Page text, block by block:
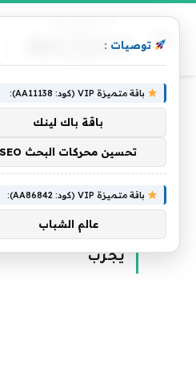
الرئيسية»يجرب
يجرب
توصيات :
باقة متميزة VIP (كود: AA11138):
باقة باك لينك
تحسين محركات البحث SEO
باقة متميزة VIP (كود: AA86842):
عالم الشباب